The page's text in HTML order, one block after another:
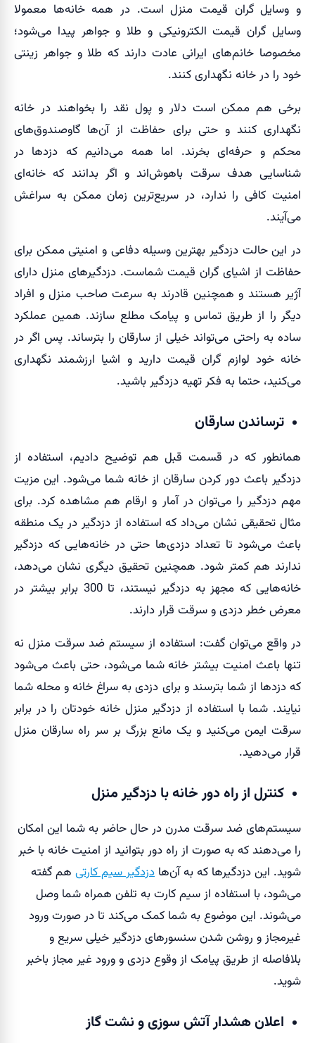
و وسایل گران قیمت منزل است. در همه خانه‌ها معمولا
وسایل گران قیمت الکترونیکی و طلا و جواهر پیدا می‌شود؛
مخصوصا خانم‌های ایرانی عادت دارند که طلا و جواهر زینتی
خود را در خانه نگهداری کنند.
برخی هم ممکن است دلار و پول نقد را بخواهند در خانه
نگهداری کنند و حتی برای حفاظت از آن‌ها گاوصندوق‌های
محکم و حرفه‌ای بخرند. اما همه می‌دانیم که دزدها در
شناسایی هدف سرقت باهوش‌اند و اگر بدانند که خانه‌ای
امنیت کافی را ندارد، در سریع‌ترین زمان ممکن به سراغش
می‌آیند.
در این حالت دزدگیر بهترین وسیله دفاعی و امنیتی ممکن برای
حفاظت از اشیای گران قیمت شماست. دزدگیرهای منزل دارای
آژیر هستند و همچنین قادرند به سرعت صاحب منزل و افراد
دیگر را از طریق تماس و پیامک مطلع سازند. همین عملکرد
ساده به راحتی می‌تواند خیلی از سارقان را بترساند. پس اگر در
خانه خود لوازم گران قیمت دارید و اشیا ارزشمند نگهداری
می‌کنید، حتما به فکر تهیه دزدگیر باشید.
ترساندن سارقان
همانطور که در قسمت قبل هم توضیح دادیم، استفاده از
دزدگیر باعث دور کردن سارقان از خانه شما می‌شود. این مزیت
مهم دزدگیر را می‌توان در آمار و ارقام هم مشاهده کرد. برای
مثال تحقیقی نشان می‌داد که استفاده از دزدگیر در یک منطقه
باعث می‌شود تا تعداد دزدی‌ها حتی در خانه‌هایی که دزدگیر
ندارند هم کمتر شود. همچنین تحقیق دیگری نشان می‌دهد،
خانه‌هایی که مجهز به دزدگیر نیستند، تا 300 برابر بیشتر در
معرض خطر دزدی و سرقت قرار دارند.
در واقع می‌توان گفت: استفاده از سیستم ضد سرقت منزل نه
تنها باعث امنیت بیشتر خانه شما می‌شود، حتی باعث می‌شود
که دزدها از شما بترسند و برای دزدی به سراغ خانه و محله شما
نیایند. شما با استفاده از دزدگیر منزل خانه خودتان را در برابر
سرقت ایمن می‌کنید و یک مانع بزرگ بر سر راه سارقان منزل
قرار می‌دهید.
کنترل از راه دور خانه با دزدگیر منزل
سیستم‌های ضد سرقت مدرن در حال حاضر به شما این امکان
را می‌دهند که به صورت از راه دور بتوانید از امنیت خانه با خبر
شوید. این دزدگیرها که به آن‌ها دزدگیر سیم کارتی هم گفته
می‌شود، با استفاده از سیم کارت به تلفن همراه شما وصل
می‌شوند. این موضوع به شما کمک می‌کند تا در صورت ورود
غیرمجاز و روشن شدن سنسورهای دزدگیر خیلی سریع و
بلافاصله از طریق پیامک از وقوع دزدی و ورود غیر مجاز باخبر
شوید.
اعلان هشدار آتش سوزی و نشت گاز